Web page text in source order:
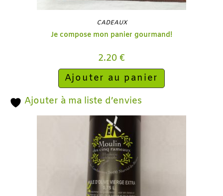
CADEAUX
Je compose mon panier gourmand!
2.20 €
Ajouter au panier
Ajouter à ma liste d’envies